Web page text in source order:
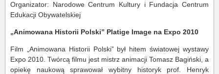
Organizator: Narodowe Centrum Kultury i Fundacja Centrum
Edukacji Obywatelskiej
„Animowana Historii Polski” Platige Image na Expo 2010
Film „Animowana Historii Polski” był hitem światowej wystawy
Expo 2010. Twórcą filmu jest mistrz animacji Tomasz Bagiński, a
opiekę naukową sprawował wybitny historyk prof. Henryk